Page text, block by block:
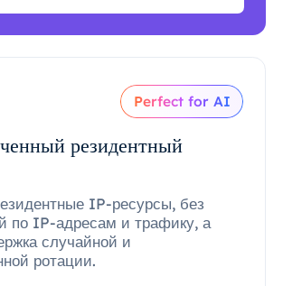
Perfect for AI
резидентный
IP-ресурсы, без
по IP-адресам и трафику, а
случайной и
ротации.